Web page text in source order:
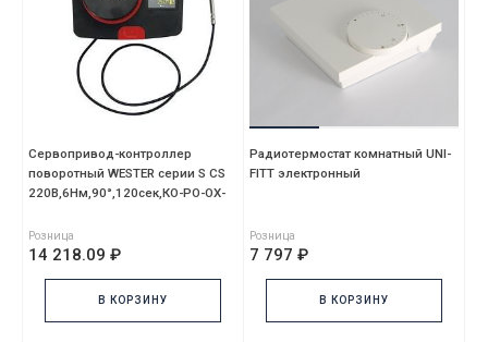
Сервопривод-контроллер
поворотный WESTER серии S CS
220В,6Нм,90°,120сек,КО-РО-ОХ-
Розница
14 218.09 ₽
В КОРЗИНУ
Радиотермостат комнатный UNI-
FITT электронный
Розница
7 797 ₽
В КОРЗИНУ